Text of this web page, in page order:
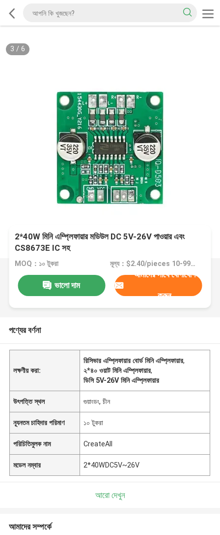
3 / 6
2*40W মিনি এম্প্লিফায়ার মডিউল DC 5V-26V পাওয়ার এবং
CS8673E IC সহ
MOQ：১০ টুকরা মূল্য：$2.40/pieces 10-99 pieces
ভালো দাম
আমাদের সাথে যোগাযোগ
করুন
পণ্যের বর্ণনা
লক্ষণীয় করা:
রিসিভার এম্প্লিফায়ার বোর্ড মিনি এম্প্লিফায়ার,
২*৪০ ওয়াট মিনি এম্প্লিফায়ার,
ডিসি 5V-26V মিনি এম্প্লিফায়ার
উৎপত্তি স্থল গুয়াংডং, চীন
ন্যূনতম চাহিদার পরিমাণ ১০ টুকরা
পরিচিতিমুলক নাম CreateAll
মডেল নম্বার 2*40WDC5V~26V
আরো দেখুন
আমাদের সম্পর্কে